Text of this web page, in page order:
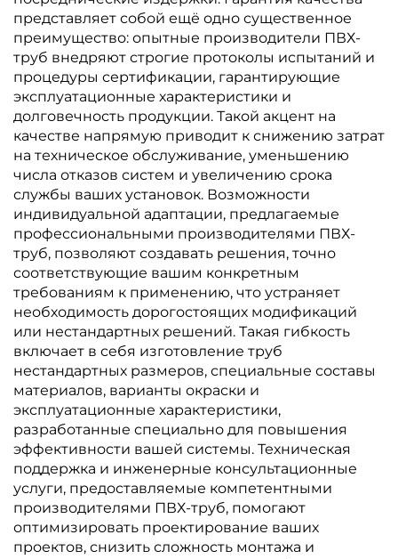
представляет собой ещё одно существенное
преимущество: опытные производители ПВХ-
труб внедряют строгие протоколы испытаний и
процедуры сертификации, гарантирующие
эксплуатационные характеристики и
долговечность продукции. Такой акцент на
качестве напрямую приводит к снижению затрат
на техническое обслуживание, уменьшению
числа отказов систем и увеличению срока
службы ваших установок. Возможности
индивидуальной адаптации, предлагаемые
профессиональными производителями ПВХ-
труб, позволяют создавать решения, точно
соответствующие вашим конкретным
требованиям к применению, что устраняет
необходимость дорогостоящих модификаций
или нестандартных решений. Такая гибкость
включает в себя изготовление труб
нестандартных размеров, специальные составы
материалов, варианты окраски и
эксплуатационные характеристики,
разработанные специально для повышения
эффективности вашей системы. Техническая
поддержка и инженерные консультационные
услуги, предоставляемые компетентными
производителями ПВХ-труб, помогают
оптимизировать проектирование ваших
проектов, снизить сложность монтажа и